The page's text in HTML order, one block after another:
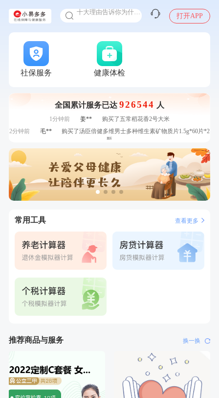
感染人偏肺病毒就会得肺炎吗
入职体检在线预约
甲状腺癌怎么筛查
打开APP
社保服务 健康体检
全国累计服务已达 926544 人
7分钟前 林**
成功预约糖尿病强化体检套餐
7分钟前
购买了小熊电烤箱 DKX-F10M6
刚刚
购买了宁安堡新疆无核红枣干150g*2
刚刚
购买了宁安堡新疆无核红枣干150g*2
1分钟前
赵**
成功预约青春体检卡（女）
1分钟前
姜**
购买了五常稻花香2号大米
2分钟前
毛**
购买了汤臣倍健多维男士多种维生素矿物质片1.5g*60片*2
瓶
4分钟前
成功预约了心脏病套餐
4分钟前
潘*
购买了美的1.5L电热水壶HJ1522
6分钟前
何*
购买了K3颈椎按摩仪（浅灰色）
成功预约糖尿病强化体检套餐
7分钟前
刚刚
林** 购买了宁安堡新疆无核红枣干150g*2
常用工具 查看更多
推荐商品与服务 换一换